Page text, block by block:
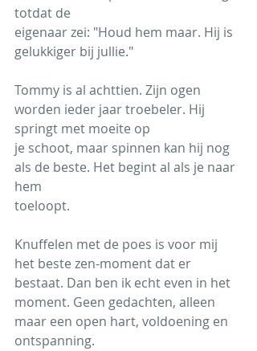
totdat de
eigenaar zei: "Houd hem maar. Hij is
gelukkiger bij jullie."
Tommy is al achttien. Zijn ogen
worden ieder jaar troebeler. Hij
springt met moeite op
je schoot, maar spinnen kan hij nog
als de beste. Het begint al als je naar
hem
toeloopt.
Knuffelen met de poes is voor mij
het beste zen-moment dat er
bestaat. Dan ben ik echt even in het
moment. Geen gedachten, alleen
maar een open hart, voldoening en
ontspanning.